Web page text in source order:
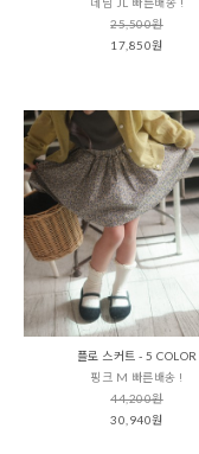
25,500원
17,850원
플로 스커트 - 5 COLOR
핑크 M 빠른배송 !
44,200원
30,940원